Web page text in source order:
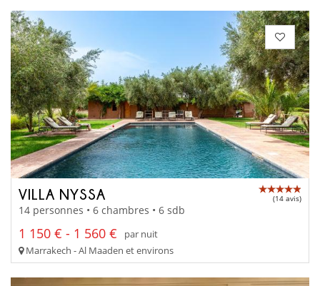
VILLA NYSSA (14 avis)
14 personnes • 6 chambres • 6 sdb
1 150 € - 1 560 €
par nuit
Marrakech - Al Maaden et environs